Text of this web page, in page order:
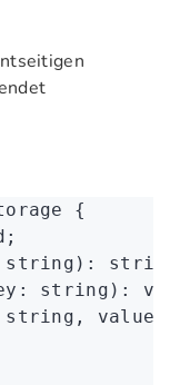
{
;
string ) : string
: string ) :
string , value